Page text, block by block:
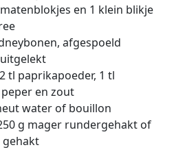
en 1 klein blikje
afgespoeld
tl paprikapoeder, 1 tl
en zout
water of bouillon
g mager rundergehakt of
gehakt